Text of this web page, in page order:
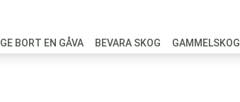
GE BORT EN GÅVA BEVARA SKOG GAMMELSKOG